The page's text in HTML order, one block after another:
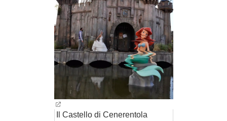
Il Castello di Cenerentola